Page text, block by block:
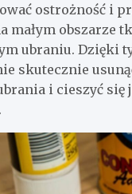
ostrożność i
małym obszarze
ubraniu. Dzięki
skutecznie
i cieszyć się